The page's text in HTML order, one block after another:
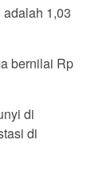
1,03
bernilai Rp
di
di